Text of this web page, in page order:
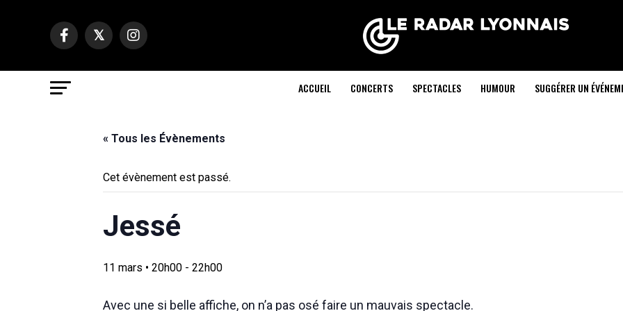
ACCUEIL CONCERTS SPECTACLES HUMOUR SUGGÉRER UN
« Tous les Évènements
Cet évènement est passé.
Jessé
11 mars • 20h00 - 22h00
Avec une si belle affiche, on n’a pas osé faire un mauvais spectacle.